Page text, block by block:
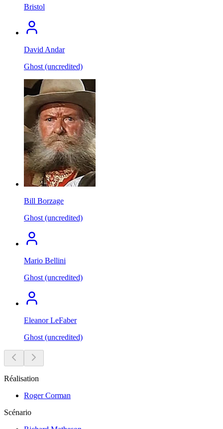
Bristol
David Andar
Ghost (uncredited)
Bill Borzage
Ghost (uncredited)
Mario Bellini
Ghost (uncredited)
Eleanor LeFaber
Ghost (uncredited)
Réalisation
Roger Corman
Scénario